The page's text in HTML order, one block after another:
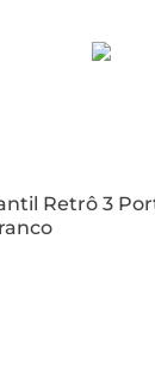
Retrô 3